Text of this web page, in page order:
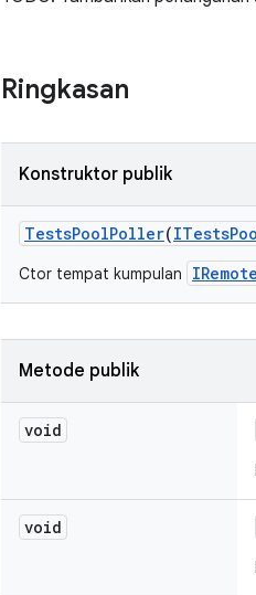
Ringkasan
Konstruktor publik
TestsPoolPoller(ITests
Ctor tempat kumpulan
Metode publik
void
void